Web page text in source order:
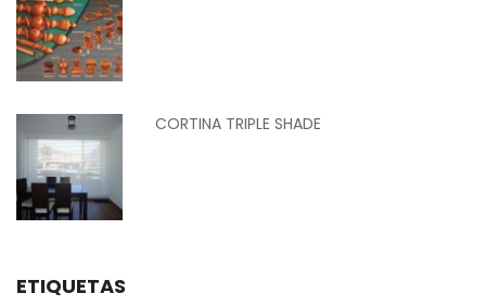
CORTINA TRIPLE SHADE
ETIQUETAS